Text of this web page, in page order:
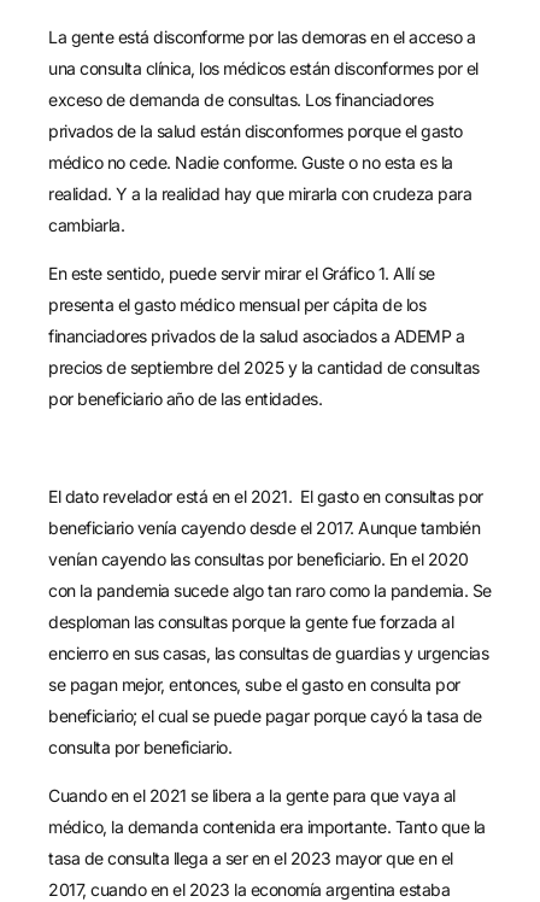
La gente está disconforme por las demoras en el acceso a
una consulta clínica, los médicos están disconformes por el
exceso de demanda de consultas. Los financiadores
privados de la salud están disconformes porque el gasto
médico no cede. Nadie conforme. Guste o no esta es la
realidad. Y a la realidad hay que mirarla con crudeza para
cambiarla.
En este sentido, puede servir mirar el Gráfico 1. Allí se
presenta el gasto médico mensual per cápita de los
financiadores privados de la salud asociados a ADEMP a
precios de septiembre del 2025 y la cantidad de consultas
por beneficiario año de las entidades.
El dato revelador está en el 2021. El gasto en consultas por
beneficiario venía cayendo desde el 2017. Aunque también
venían cayendo las consultas por beneficiario. En el 2020
con la pandemia sucede algo tan raro como la pandemia. Se
desploman las consultas porque la gente fue forzada al
encierro en sus casas, las consultas de guardias y urgencias
se pagan mejor, entonces, sube el gasto en consulta por
beneficiario; el cual se puede pagar porque cayó la tasa de
consulta por beneficiario.
Cuando en el 2021 se libera a la gente para que vaya al
médico, la demanda contenida era importante. Tanto que la
tasa de consulta llega a ser en el 2023 mayor que en el
2017, cuando en el 2023 la economía argentina estaba